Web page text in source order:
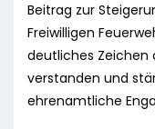
Beitrag zur
Freiwilligen
deutliches Zeichen
verstanden und
ehrenamtliche